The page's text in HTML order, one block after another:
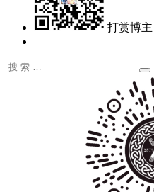
打赏博主
搜
搜
索